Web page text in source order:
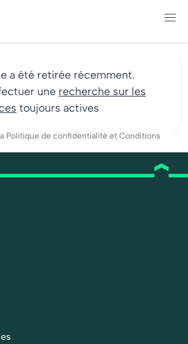
a été retirée récemment.
une recherche sur les
toujours actives
Politique de confidentialité et Conditions